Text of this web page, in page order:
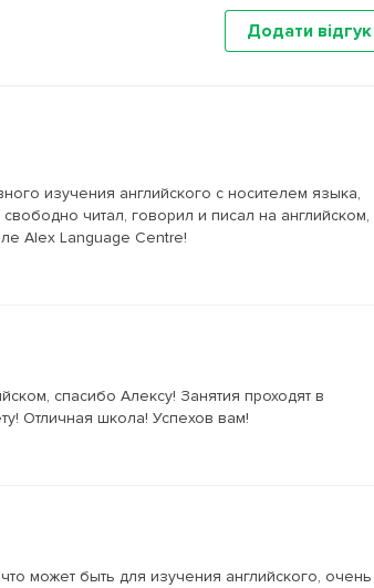
Додати відгук
изучения английского с носителем языка,
читал, говорил и писал на английском,
Alex Language Centre!
спасибо Алексу! Занятия проходят в
Отличная школа! Успехов вам!
может быть для изучения английского, очень